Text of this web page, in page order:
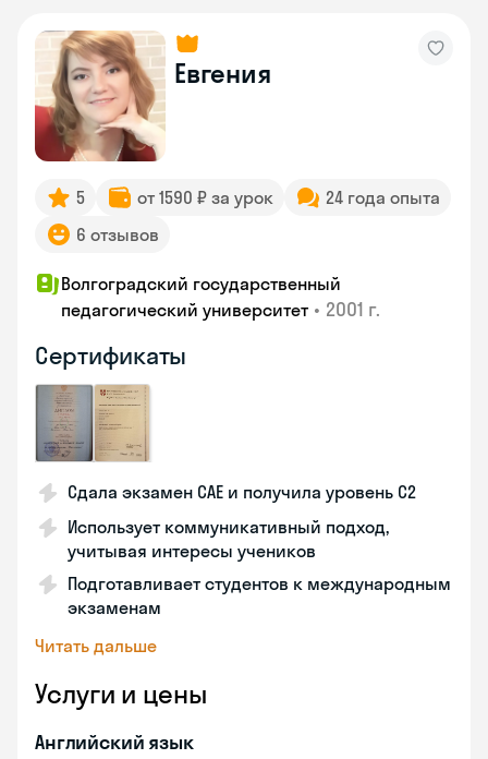
Евгения
5 от 1590 ₽ за урок
24 года опыта
6 отзывов
Волгоградский государственный
педагогический университет • 2001 г.
Сертификаты
Сдала экзамен CAE и получила уровень С2
Использует коммуникативный подход,
учитывая интересы учеников
Подготавливает студентов к международным
экзаменам
Читать дальше
Услуги и цены
Английский язык